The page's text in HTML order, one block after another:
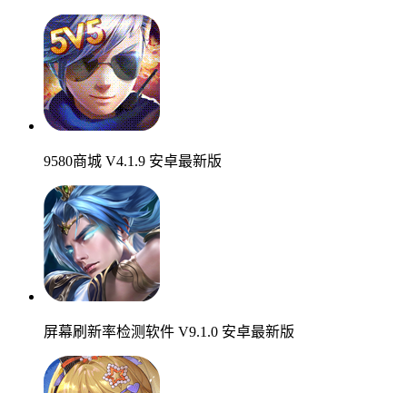
9580商城 V4.1.9 安卓最新版
屏幕刷新率检测软件 V9.1.0 安卓最新版